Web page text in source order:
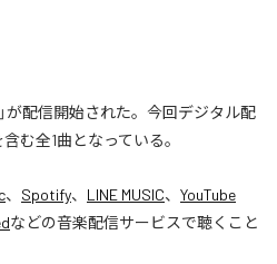
が配信開始された。今回デジタル配
む全1曲となっている。
、 Spotify、 LINE MUSIC、 YouTube
などの音楽配信サービスで聴くこと